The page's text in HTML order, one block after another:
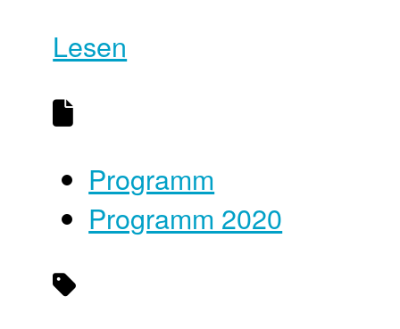
Lesen
Programm
Programm 2020